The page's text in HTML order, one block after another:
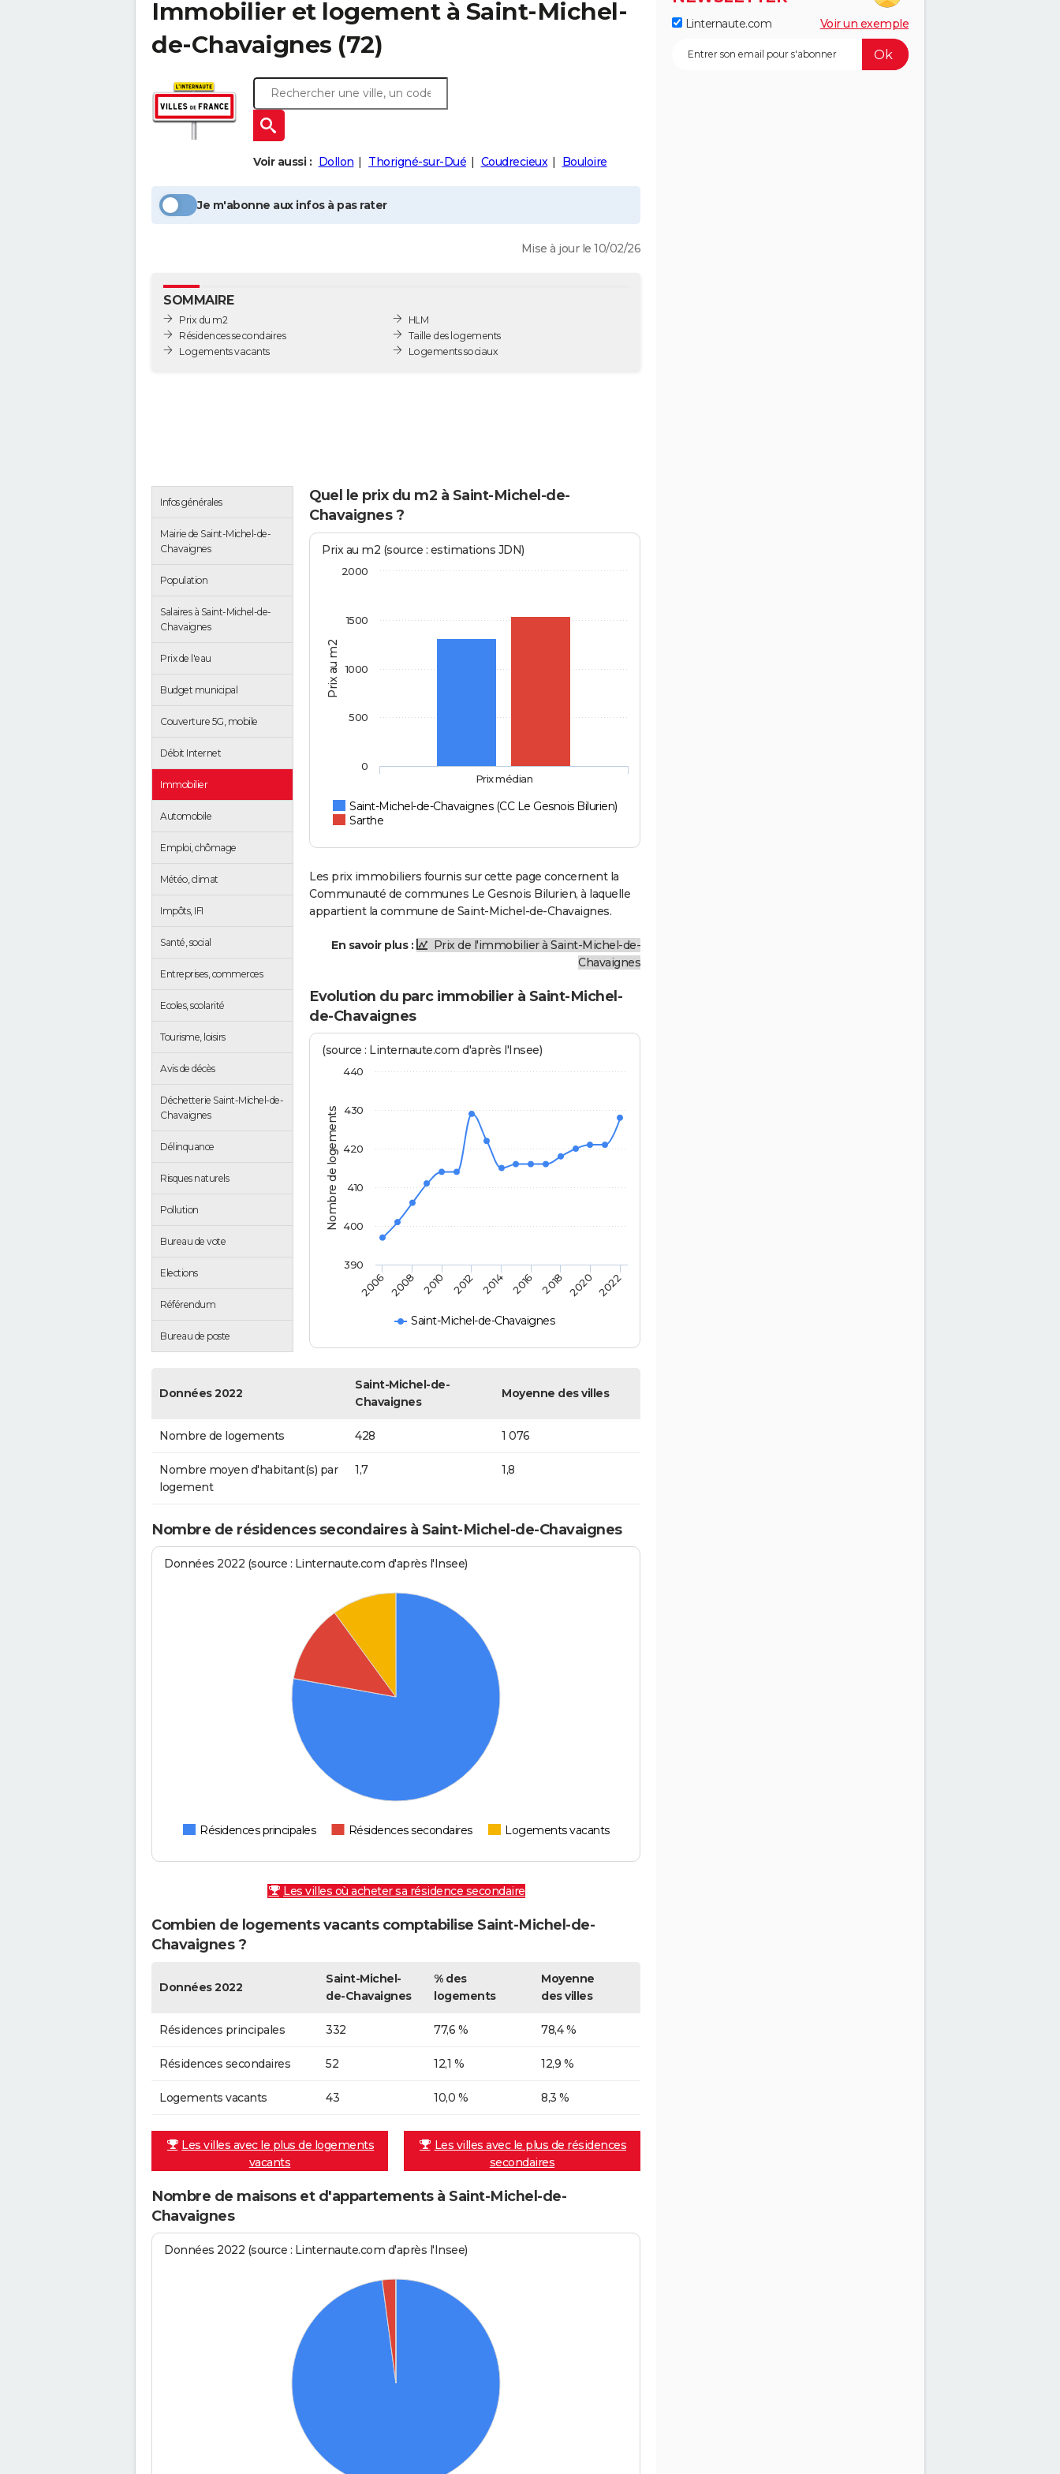
Immobilier et logement à Saint-Michel-
de-Chavaignes (72)
Voir aussi : Dollon Thorigné-sur-Dué Coudrecieux Bouloire
Je m'abonne aux infos à pas rater
Mise à jour le 10/02/26
SOMMAIRE
Prix du m2
Résidences secondaires
Logements vacants
HLM
Taille des logements
Logements sociaux
Infos générales
Mairie de Saint-Michel-de-
Chavaignes
Population
Salaires à Saint-Michel-de-
Chavaignes
Prix de l'eau
Budget municipal
Couverture 5G, mobile
Débit Internet
Immobilier
Automobile
Emploi, chômage
Météo, climat
Impôts, IFI
Santé, social
Entreprises, commerces
Ecoles, scolarité
Tourisme, loisirs
Avis de décès
Déchetterie Saint-Michel-de-
Chavaignes
Délinquance
Risques naturels
Pollution
Bureau de vote
Elections
Référendum
Bureau de poste
Quel le prix du m2 à Saint-Michel-de-
Chavaignes ?
Prix au m2
Prix au m2 (source : estimations JDN)
Saint-Michel-de-Chavaignes (CC Le Gesnois Bilurien)
Sarthe
Prix médian
0
500
1000
1500
2000
Les prix immobiliers fournis sur cette page concernent la
Communauté de communes Le Gesnois Bilurien, à laquelle
appartient la commune de Saint-Michel-de-Chavaignes.
En savoir plus :
Prix de l'immobilier à Saint-Michel-de-
Chavaignes
Evolution du parc immobilier à Saint-Michel-
de-Chavaignes
Nombre de logements
(source : Linternaute.com d'après l'Insee)
Saint-Michel-de-Chavaignes
2006 2008 2010 2012 2014 2016 2018 2020 2022
390
400
410
420
430
440
Données 2022
Saint-Michel-de-
Chavaignes
Moyenne des villes
Nombre de logements 428 1 076
Nombre moyen d'habitant(s) par
logement
1,7 1,8
Nombre de résidences secondaires à Saint-Michel-de-Chavaignes
Données 2022 (source : Linternaute.com d'après l'Insee)
Résidences principales Résidences secondaires Logements vacants
Les villes où acheter sa résidence secondaire
Combien de logements vacants comptabilise Saint-Michel-de-
Chavaignes ?
Données 2022
Saint-Michel-
de-Chavaignes
% des
logements
Moyenne
des villes
Résidences principales 332 77,6 % 78,4 %
Résidences secondaires 52 12,1 % 12,9 %
Logements vacants 43 10,0 % 8,3 %
Les villes avec le plus de logements
vacants
Les villes avec le plus de résidences
secondaires
Nombre de maisons et d'appartements à Saint-Michel-de-
Chavaignes
Données 2022 (source : Linternaute.com d'après l'Insee)
Linternaute.com Voir un exemple